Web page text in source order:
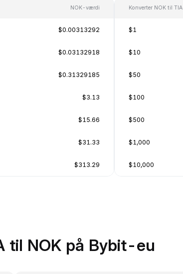
NOK-værdi
$0.00313292
$0.03132918
$0.31329185
$3.13
$15.66
$31.33
$313.29
Konverter NOK til TIA
$1
$10
$50
$100
$500
$1,000
$10,000
til NOK på Bybit-eu